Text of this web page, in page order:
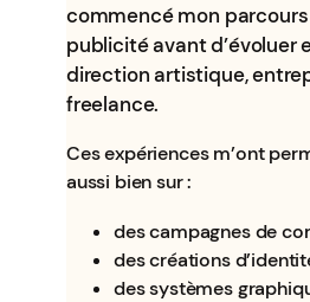
commencé mon
publicité avant d’évoluer
direction artistique,
freelance.
Ces expériences m’ont
aussi bien sur :
des campagnes de
des créations
des systèmes